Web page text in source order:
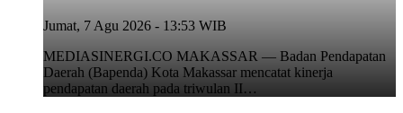
Jumat, 7 Agu 2026 - 13:53 WIB
MEDIASINERGI.CO MAKASSAR — Badan Pendapatan
Daerah (Bapenda) Kota Makassar mencatat kinerja
pendapatan daerah pada triwulan II…